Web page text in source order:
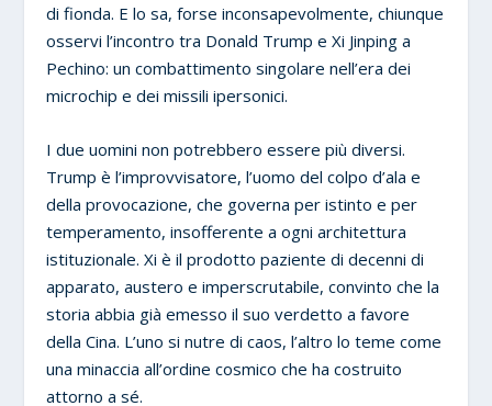
di fionda. E lo sa, forse inconsapevolmente, chiunque
osservi l’incontro tra Donald Trump e Xi Jinping a
Pechino: un combattimento singolare nell’era dei
microchip e dei missili ipersonici.
I due uomini non potrebbero essere più diversi.
Trump è l’improvvisatore, l’uomo del colpo d’ala e
della provocazione, che governa per istinto e per
temperamento, insofferente a ogni architettura
istituzionale. Xi è il prodotto paziente di decenni di
apparato, austero e imperscrutabile, convinto che la
storia abbia già emesso il suo verdetto a favore
della Cina. L’uno si nutre di caos, l’altro lo teme come
una minaccia all’ordine cosmico che ha costruito
attorno a sé.